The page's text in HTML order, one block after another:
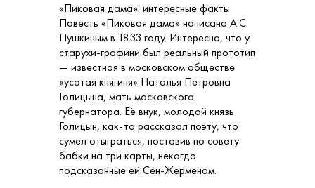
«Пиковая дама»: интересные факты
Повесть «Пиковая дама» написана А.С.
Пушкиным в 1833 году. Интересно, что у
старухи-графини был реальный прототип
— известная в московском обществе
«усатая княгиня» Наталья Петровна
Голицына, мать московского
губернатора. Её внук, молодой князь
Голицын, как-то рассказал поэту, что
сумел отыграться, поставив по совету
бабки на три карты, некогда
подсказанные ей Сен-Жерменом.